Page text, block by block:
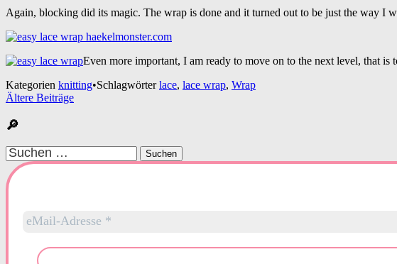
Again, blocking did its magic. The wrap is done and it turned out to be just the way I
Even more important, I am ready to move on to the next level, that
Kategorien knitting•Schlagwörterlace, lace wrap, Wrap
Beitragsnavigation
Ältere Beiträge
🔎
Suchen
nach: